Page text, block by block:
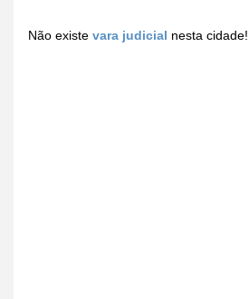
Não existe vara judicial nesta cidade!